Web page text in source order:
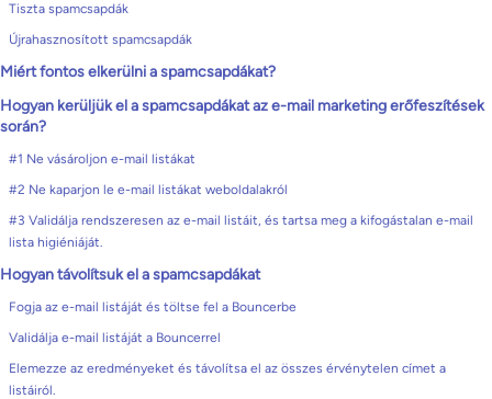
Tiszta spamcsapdák
Újrahasznosított spamcsapdák
Miért fontos elkerülni a spamcsapdákat?
Hogyan kerüljük el a spamcsapdákat az e-mail marketing erőfeszítések
során?
#1 Ne vásároljon e-mail listákat
#2 Ne kaparjon le e-mail listákat weboldalakról
#3 Validálja rendszeresen az e-mail listáit, és tartsa meg a kifogástalan e-mail
lista higiéniáját.
Hogyan távolítsuk el a spamcsapdákat
Fogja az e-mail listáját és töltse fel a Bouncerbe
Validálja e-mail listáját a Bouncerrel
Elemezze az eredményeket és távolítsa el az összes érvénytelen címet a
listáiról.